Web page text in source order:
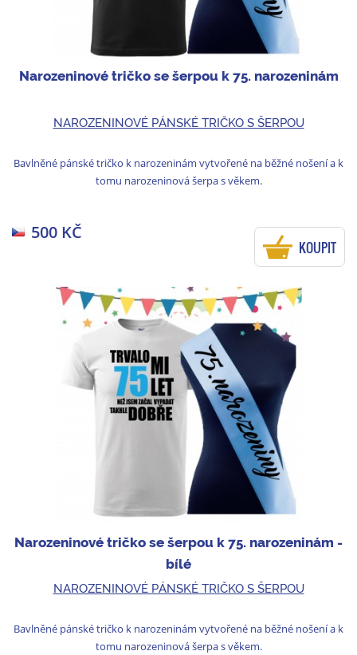
Narozeninové tričko se šerpou k 75. narozeninám
NAROZENINOVÉ PÁNSKÉ TRIČKO S ŠERPOU
Bavlněné pánské tričko k narozeninám vytvořené na běžné nošení a k
tomu narozeninová šerpa s věkem.
500 KČ
KOUPIT
Narozeninové tričko se šerpou k 75. narozeninám -
bílé
NAROZENINOVÉ PÁNSKÉ TRIČKO S ŠERPOU
Bavlněné pánské tričko k narozeninám vytvořené na běžné nošení a k
tomu narozeninová šerpa s věkem.